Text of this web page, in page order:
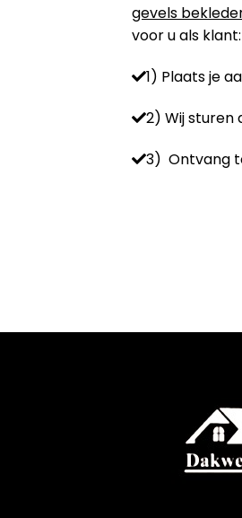
gevels
voor u als klant:
1) Plaats je
2) Wij sturen
3) Ontvang